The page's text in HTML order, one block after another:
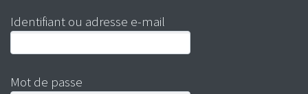
Identifiant ou adresse e-mail
Mot de passe